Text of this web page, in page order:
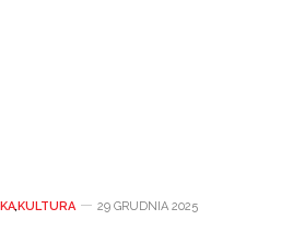
,KULTURA 29 GRUDNIA 2025